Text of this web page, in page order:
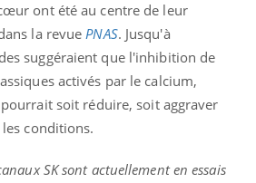
ont été au centre de leur
la revuePNAS. Jusqu'à
suggéraient que l'inhibition de
activés par le calcium,
pourrait soit réduire, soit aggraver
conditions.
SK sont actuellement en essais